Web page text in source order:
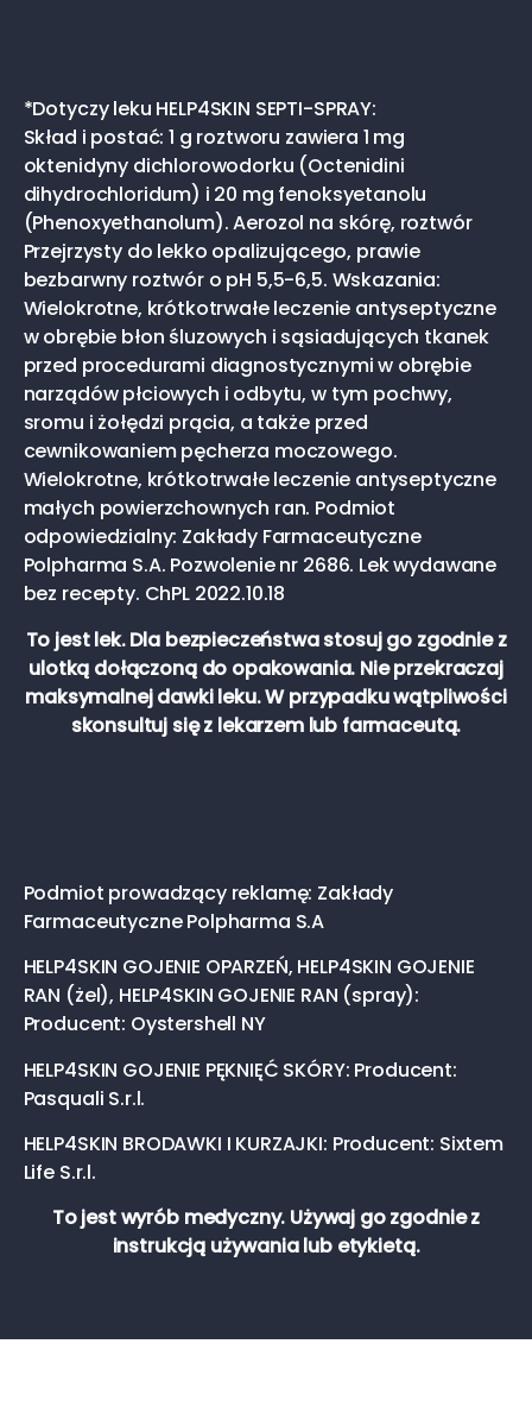
*Dotyczy leku HELP4SKIN SEPTI-SPRAY:
Skład i postać: 1 g roztworu zawiera 1 mg
oktenidyny dichlorowodorku (Octenidini
dihydrochloridum) i 20 mg fenoksyetanolu
(Phenoxyethanolum). Aerozol na skórę, roztwór
Przejrzysty do lekko opalizującego, prawie
bezbarwny roztwór o pH 5,5-6,5. Wskazania:
Wielokrotne, krótkotrwałe leczenie antyseptyczne
w obrębie błon śluzowych i sąsiadujących tkanek
przed procedurami diagnostycznymi w obrębie
narządów płciowych i odbytu, w tym pochwy,
sromu i żołędzi prącia, a także przed
cewnikowaniem pęcherza moczowego.
Wielokrotne, krótkotrwałe leczenie antyseptyczne
małych powierzchownych ran. Podmiot
odpowiedzialny: Zakłady Farmaceutyczne
Polpharma S.A. Pozwolenie nr 2686. Lek wydawane
bez recepty. ChPL 2022.10.18
To jest lek. Dla bezpieczeństwa stosuj go zgodnie z
ulotką dołączoną do opakowania. Nie przekraczaj
maksymalnej dawki leku. W przypadku wątpliwości
skonsultuj się z lekarzem lub farmaceutą.
Podmiot prowadzący reklamę: Zakłady
Farmaceutyczne Polpharma S.A
HELP4SKIN GOJENIE OPARZEŃ, HELP4SKIN GOJENIE
RAN (żel), HELP4SKIN GOJENIE RAN (spray):
Producent: Oystershell NY
HELP4SKIN GOJENIE PĘKNIĘĆ SKÓRY: Producent:
Pasquali S.r.l.
HELP4SKIN BRODAWKI I KURZAJKI: Producent: Sixtem
Life S.r.l.
To jest wyrób medyczny. Używaj go zgodnie z
instrukcją używania lub etykietą.